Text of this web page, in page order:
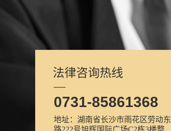
法律咨询热线
地址：湖南省长沙市雨花区劳动东
路222号旭辉国际广场C2栋3楼整
0731-85861368
—